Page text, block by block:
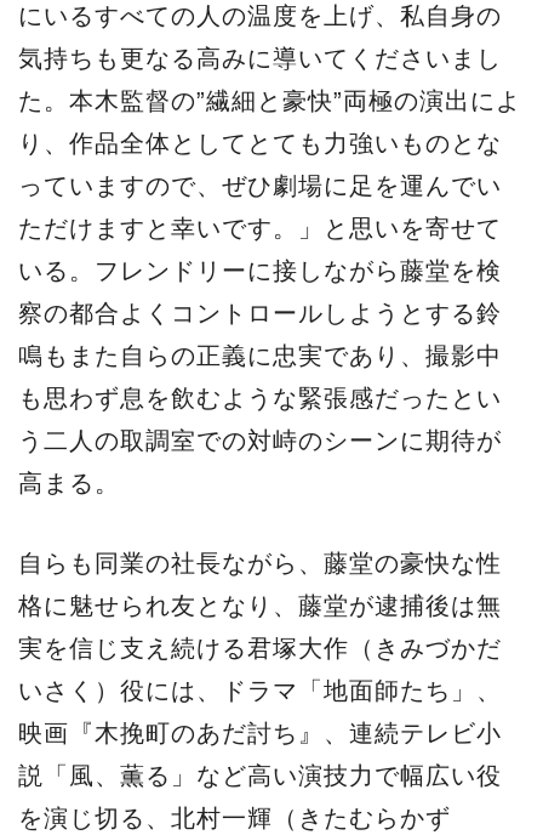
にいるすべての人の温度を上げ、私自身の
気持ちも更なる高みに導いてくださいまし
た。本木監督の”繊細と豪快”両極の演出によ
り、作品全体としてとても力強いものとな
っていますので、ぜひ劇場に足を運んでい
ただけますと幸いです。」と思いを寄せて
いる。フレンドリーに接しながら藤堂を検
察の都合よくコントロールしようとする鈴
鳴もまた自らの正義に忠実であり、撮影中
も思わず息を飲むような緊張感だったとい
う二人の取調室での対峙のシーンに期待が
高まる。
自らも同業の社長ながら、藤堂の豪快な性
格に魅せられ友となり、藤堂が逮捕後は無
実を信じ支え続ける君塚大作（きみづかだ
いさく）役には、ドラマ「地面師たち」、
映画『木挽町のあだ討ち』、連続テレビ小
説「風、薫る」など高い演技力で幅広い役
を演じ切る、北村一輝（きたむらかず